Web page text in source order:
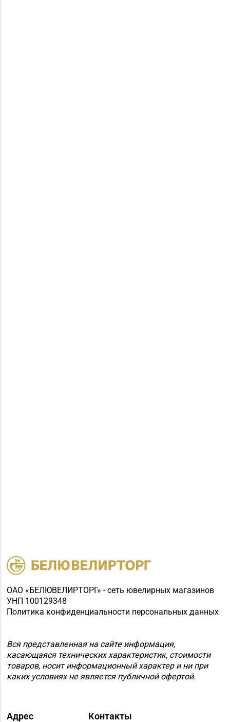
ОАО «БЕЛЮВЕЛИРТОРГ» - сеть ювелирных магазинов
УНП 100129348
Политика конфиденциальности персональных данных
Вся представленная на сайте информация,
касающаяся технических характеристик, стоимости
товаров, носит информационный характер и ни при
каких условиях не является публичной офертой.
Адрес Контакты